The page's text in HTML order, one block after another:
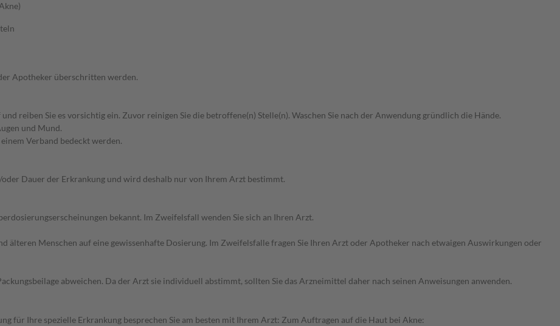
Apotheker überschritten werden.
reiben Sie es vorsichtig ein. Zuvor reinigen Sie die betroffene(n) Stelle(n). Waschen Sie nach der Anwendung gründlich die Hände.
und Mund.
Verband bedeckt werden.
Dauer der Erkrankung und wird deshalb nur von Ihrem Arzt bestimmt.
bekannt. Im Zweifelsfall wenden Sie sich an Ihren Arzt.
älteren Menschen auf eine gewissenhafte Dosierung. Im Zweifelsfalle fragen Sie Ihren Arzt oder Apotheker nach etwaigen Auswirkungen oder
abweichen. Da der Arzt sie individuell abstimmt, sollten Sie das Arzneimittel daher nach seinen Anweisungen anwenden.
für Ihre spezielle Erkrankung besprechen Sie am besten mit Ihrem Arzt: Zum Auftragen auf die Haut bei Akne: